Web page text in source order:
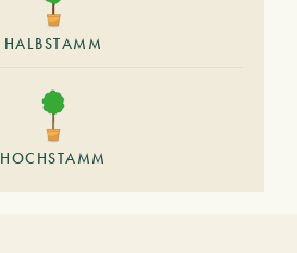
HALBSTAMM
HOCHSTAMM